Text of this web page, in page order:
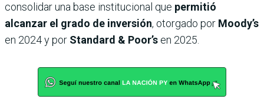
consolidar una base institucional que permitió
alcanzar el grado de inversión, otorgado por Moody’s
en 2024 y por Standard & Poor’s en 2025.